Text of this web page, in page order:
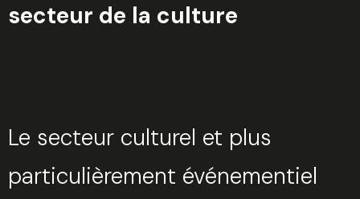
secteur de la culture
Le secteur culturel et plus
particulièrement événementiel